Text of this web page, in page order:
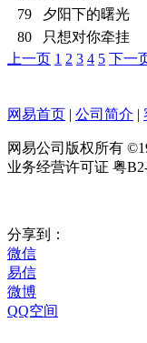
79
夕阳下的曙光
80
只想对你牵挂
上一页 1 2 3 4 5 下一
网易首页 | 公司简介 |
网易公司版权所有
业务经营许可证 粤B2-
分享到：
微信
易信
微博
QQ空间